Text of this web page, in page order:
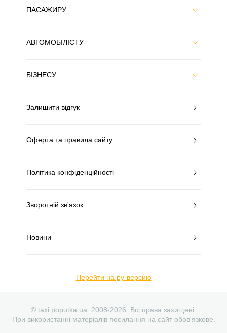
ПАСАЖИРУ
АВТОМОБІЛІСТУ
БІЗНЕСУ
Залишити відгук
Оферта та правила сайту
Політика конфіденційності
Зворотній зв'язок
Новини
Перейти на ру-версию
© taxi.poputka.ua. 2008-2026. Всі права захищені.
При використанні матеріалів посилання на сайт обов'язкове.